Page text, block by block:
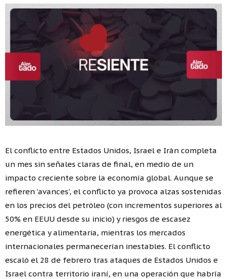
El conflicto entre Estados Unidos, Israel e Irán completa
un mes sin señales claras de final, en medio de un
impacto creciente sobre la economía global. Aunque se
refieren 'avances', el conflicto ya provoca alzas sostenidas
en los precios del petróleo (con incrementos superiores al
50% en EEUU desde su inicio) y riesgos de escasez
energética y alimentaria, mientras los mercados
internacionales permanecerían inestables. El conflicto
escaló el 28 de febrero tras ataques de Estados Unidos e
Israel contra territorio iraní, en una operación que habría